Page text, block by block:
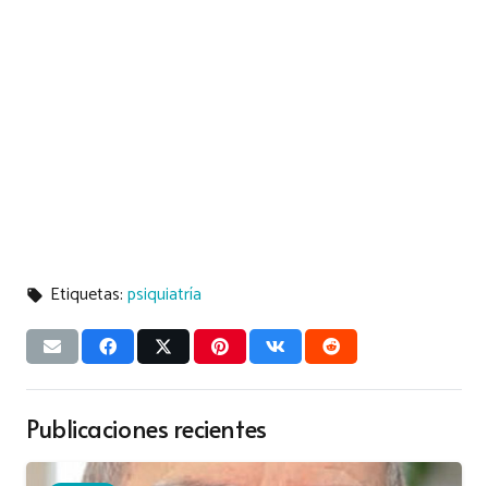
local_offer Etiquetas:psiquiatría
Publicaciones recientes